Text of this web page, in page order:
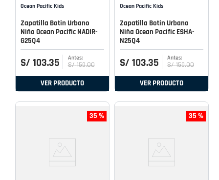
Ocean Pacific Kids
Zapatilla Botin Urbano
Niño Ocean Pacific NADIR-
G25Q4
S/ 103.35 S/ 159.00
VER PRODUCTO
Ocean Pacific Kids
Zapatilla Botin Urbano
Niña Ocean Pacific ESHA-
N25Q4
S/ 103.35 S/ 159.00
VER PRODUCTO
35 % 35 %